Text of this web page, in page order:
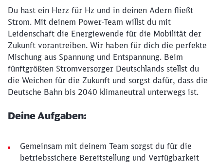
Du hast ein Herz für Hz und in deinen Adern fließt
Strom. Mit deinem Power-Team willst du mit
Leidenschaft die Energiewende für die Mobilität der
Zukunft vorantreiben. Wir haben für dich die perfekte
Mischung aus Spannung und Entspannung. Beim
fünftgrößten Stromversorger Deutschlands stellst du
die Weichen für die Zukunft und sorgst dafür, dass die
Deutsche Bahn bis 2040 klimaneutral unterwegs ist.
Deine Aufgaben:
Gemeinsam mit deinem Team sorgst du für die
betriebssichere Bereitstellung und Verfügbarkeit